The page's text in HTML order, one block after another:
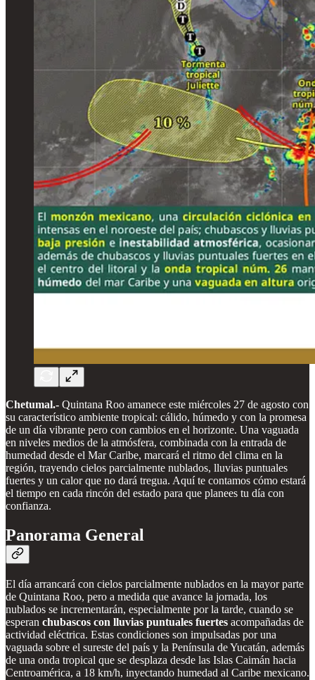
Chetumal.- Quintana Roo amanece este miércoles 27 de agosto con
su característico ambiente tropical: cálido, húmedo y con la promesa
de un día vibrante pero con cambios en el horizonte. Una vaguada
en niveles medios de la atmósfera, combinada con la entrada de
humedad desde el Mar Caribe, marcará el ritmo del clima en la
región, trayendo cielos parcialmente nublados, lluvias puntuales
fuertes y un calor que no dará tregua. Aquí te contamos cómo estará
el tiempo en cada rincón del estado para que planees tu día con
confianza.
Panorama General
El día arrancará con cielos parcialmente nublados en la mayor parte
de Quintana Roo, pero a medida que avance la jornada, los
nublados se incrementarán, especialmente por la tarde, cuando se
esperan chubascos con lluvias puntuales fuertes acompañadas de
actividad eléctrica. Estas condiciones son impulsadas por una
vaguada sobre el sureste del país y la Península de Yucatán, además
de una onda tropical que se desplaza desde las Islas Caimán hacia
Centroamérica, a 18 km/h, inyectando humedad al Caribe mexicano.